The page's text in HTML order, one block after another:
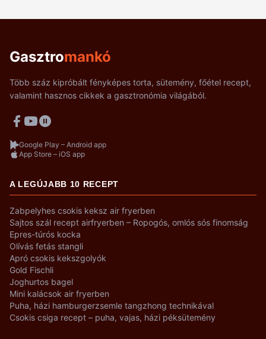
Gasztromankó
Több száz kipróbált fényképes torta, sütemény, főétel recept,
valamint hasznos cikkek a gasztronómia világából.
Google Play – Android app
App Store – iOS app
A LEGÚJABB 10 RECEPT
Zabpelyhes csokis keksz air fryerben
Sajtos szál recept airfryerben – Ropogós, omlós sós finomság
Epres-túrós kocka
Olívás fetás stangli
Apró csokis kekszgolyók
Gold Fischli
Joghurtos bagel
Mini kalácsok air fryerben
Puha, házi hamburgerzsemle tangzhong technikával
Csokis csiga recept – puha, vajas, házi péksütemény